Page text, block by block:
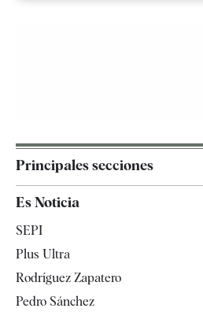
Principales secciones
Televisión
Es Noticia
SEPI
Plus Ultra
Rodríguez Zapatero
Pedro Sánchez